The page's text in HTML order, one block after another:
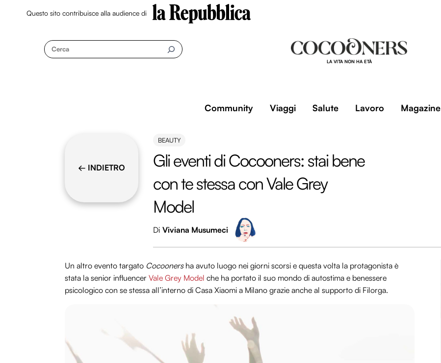
Questo sito contribuisce alla audience di
Cerca
LA VITA NON HA ETÀ
Community Viaggi Salute Lavoro Magazine
← INDIETRO
BEAUTY
Gli eventi di Cocooners: stai bene
con te stessa con Vale Grey
Model
Di Viviana Musumeci
Un altro evento targato Cocoonersha avuto luogo nei giorni scorsi e questa volta la protagonista è
stata la senior influencer Vale Grey Model che ha portato il suo mondo di autostima e benessere
psicologico con se stessa all’interno di Casa Xiaomi a Milano grazie anche al supporto di Filorga.